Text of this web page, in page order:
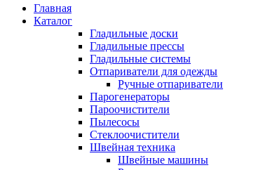
Главная
Каталог
Гладильные доски
Гладильные прессы
Гладильные системы
Отпариватели для одежды
Ручные отпариватели
Парогенераторы
Пароочистители
Пылесосы
Стеклоочистители
Швейная техника
Швейные машины